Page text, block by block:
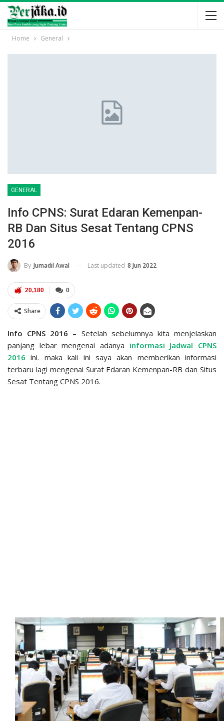
Home General
GENERAL
Info CPNS: Surat Edaran Kemenpan-
RB Dan Situs Sesat Tentang CPNS
2016
By Jumadil Awal Last updated 8 Jun 2022
0
20,180
Share
Info CPNS 2016 – Setelah sebelumnya kita menjelaskan
panjang lebar mengenai adanya informasi Jadwal CPNS
2016 ini. maka kali ini saya akan memberikan informasi
terbaru lagi mengenai Surat Edaran Kemenpan-RB dan Situs
Sesat Tentang CPNS 2016.